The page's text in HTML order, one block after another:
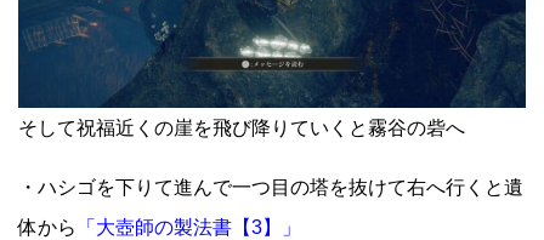
そして祝福近くの崖を飛び降りていくと霧谷の砦へ
・ハシゴを下りて進んで一つ目の塔を抜けて右へ行くと遺
体から
「大壺師の製法書【3】」